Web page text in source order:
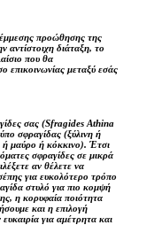
έμμεσης προώθησης της
αντίστοιχη διάταξη, το
που θα
επικοινωνίας μεταξύ εσάς
σας (Sfragides Athina
σφραγίδας (ξύλινη ή
ή μαύρο ή κόκκινο). Έτσι
σφραγίδες σε μικρά
αν θέλετε να
για ευκολότερο τρόπο
στυλό για πιο κομψή
η κορυφαία ποιότητα
και η επιλογή
για αμέτρητα και